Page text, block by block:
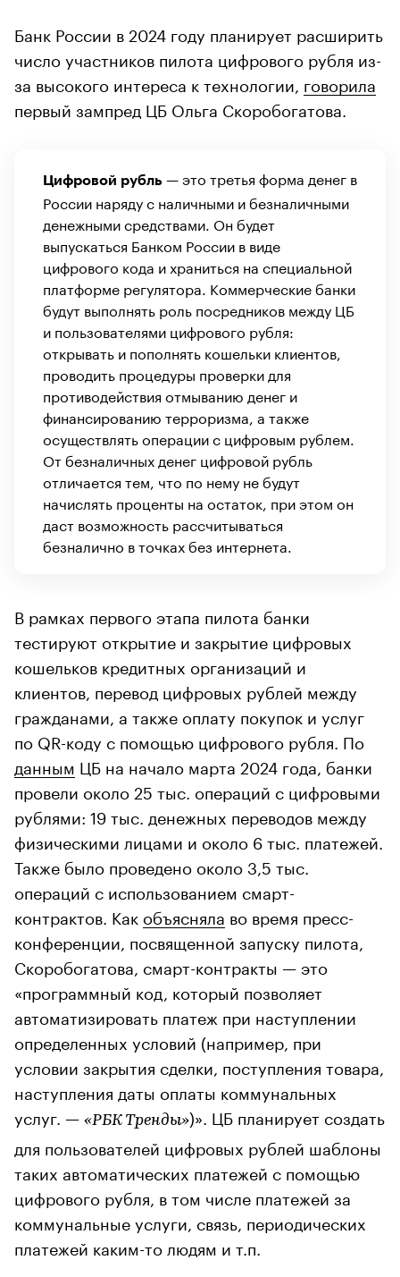
Банк России в 2024 году планирует расширить
число участников пилота цифрового рубля из-
за высокого интереса к технологии, говорила
первый зампред ЦБ Ольга Скоробогатова.
Цифровой рубль — это третья форма денег в
России наряду с наличными и безналичными
денежными средствами. Он будет
выпускаться Банком России в виде
цифрового кода и храниться на специальной
платформе регулятора. Коммерческие банки
будут выполнять роль посредников между ЦБ
и пользователями цифрового рубля:
открывать и пополнять кошельки клиентов,
проводить процедуры проверки для
противодействия отмыванию денег и
финансированию терроризма, а также
осуществлять операции с цифровым рублем.
От безналичных денег цифровой рубль
отличается тем, что по нему не будут
начислять проценты на остаток, при этом он
даст возможность рассчитываться
безналично в точках без интернета.
В рамках первого этапа пилота банки
тестируют открытие и закрытие цифровых
кошельков кредитных организаций и
клиентов, перевод цифровых рублей между
гражданами, а также оплату покупок и услуг
по QR-коду с помощью цифрового рубля. По
данным ЦБ на начало марта 2024 года, банки
провели около 25 тыс. операций с цифровыми
рублями: 19 тыс. денежных переводов между
физическими лицами и около 6 тыс. платежей.
Также было проведено около 3,5 тыс.
операций с использованием смарт-
контрактов. Как объясняла во время пресс-
конференции, посвященной запуску пилота,
Скоробогатова, смарт-контракты — это
«программный код, который позволяет
автоматизировать платеж при наступлении
определенных условий (например, при
условии закрытия сделки, поступления товара,
наступления даты оплаты коммунальных
услуг. — «РБК Тренды»)». ЦБ планирует создать
для пользователей цифровых рублей шаблоны
таких автоматических платежей с помощью
цифрового рубля, в том числе платежей за
коммунальные услуги, связь, периодических
платежей каким-то людям и т.п.